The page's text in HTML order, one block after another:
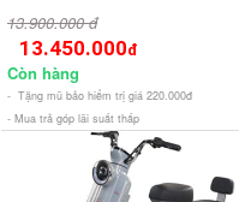
13.900.000 đ
13.450.000đ
Còn hàng
- Tặng mũ bảo hiểm trị giá 220.000đ
- Mua trả góp lãi suất thấp